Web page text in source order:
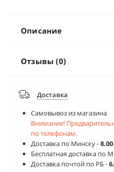
Описание
Отзывы (0)
Доставка
Самовывоз из магазина
Внимание!
по телефонам.
Доставка по Минску -
Бесплатная доставка по
Доставка почтой по РБ -